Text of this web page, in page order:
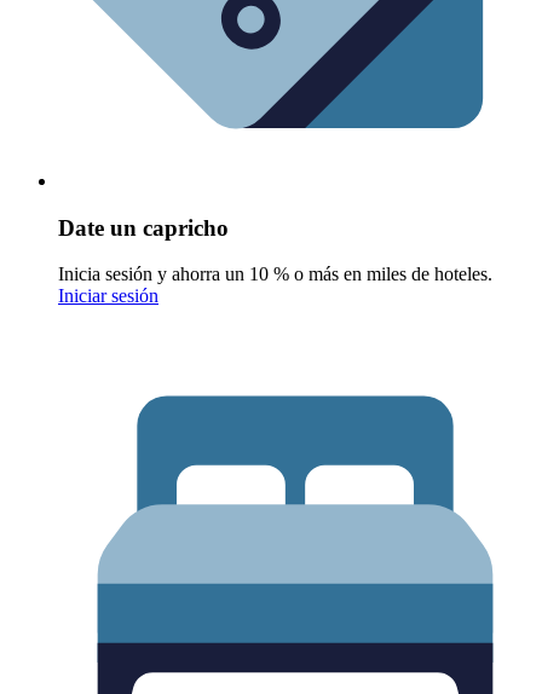
Date un capricho
Inicia sesión y ahorra un 10 % o más en miles de hoteles.
Iniciar sesión